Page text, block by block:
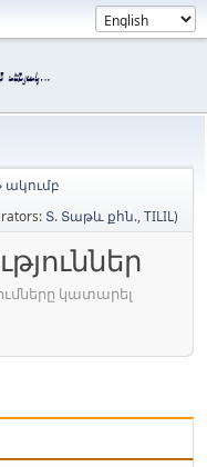
ակումբ
Տ. Տաթև քհն.,TILIL)
կատարել